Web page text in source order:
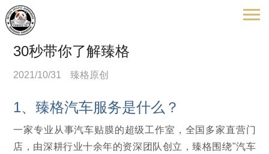
30秒带你了解臻格
2021/10/31 臻格原创
1、臻格汽车服务是什么？
一家专业从事汽车贴膜的超级工作室，全国多家直营门
店，由深耕行业十余年的资深团队创立，臻格围绕"汽车